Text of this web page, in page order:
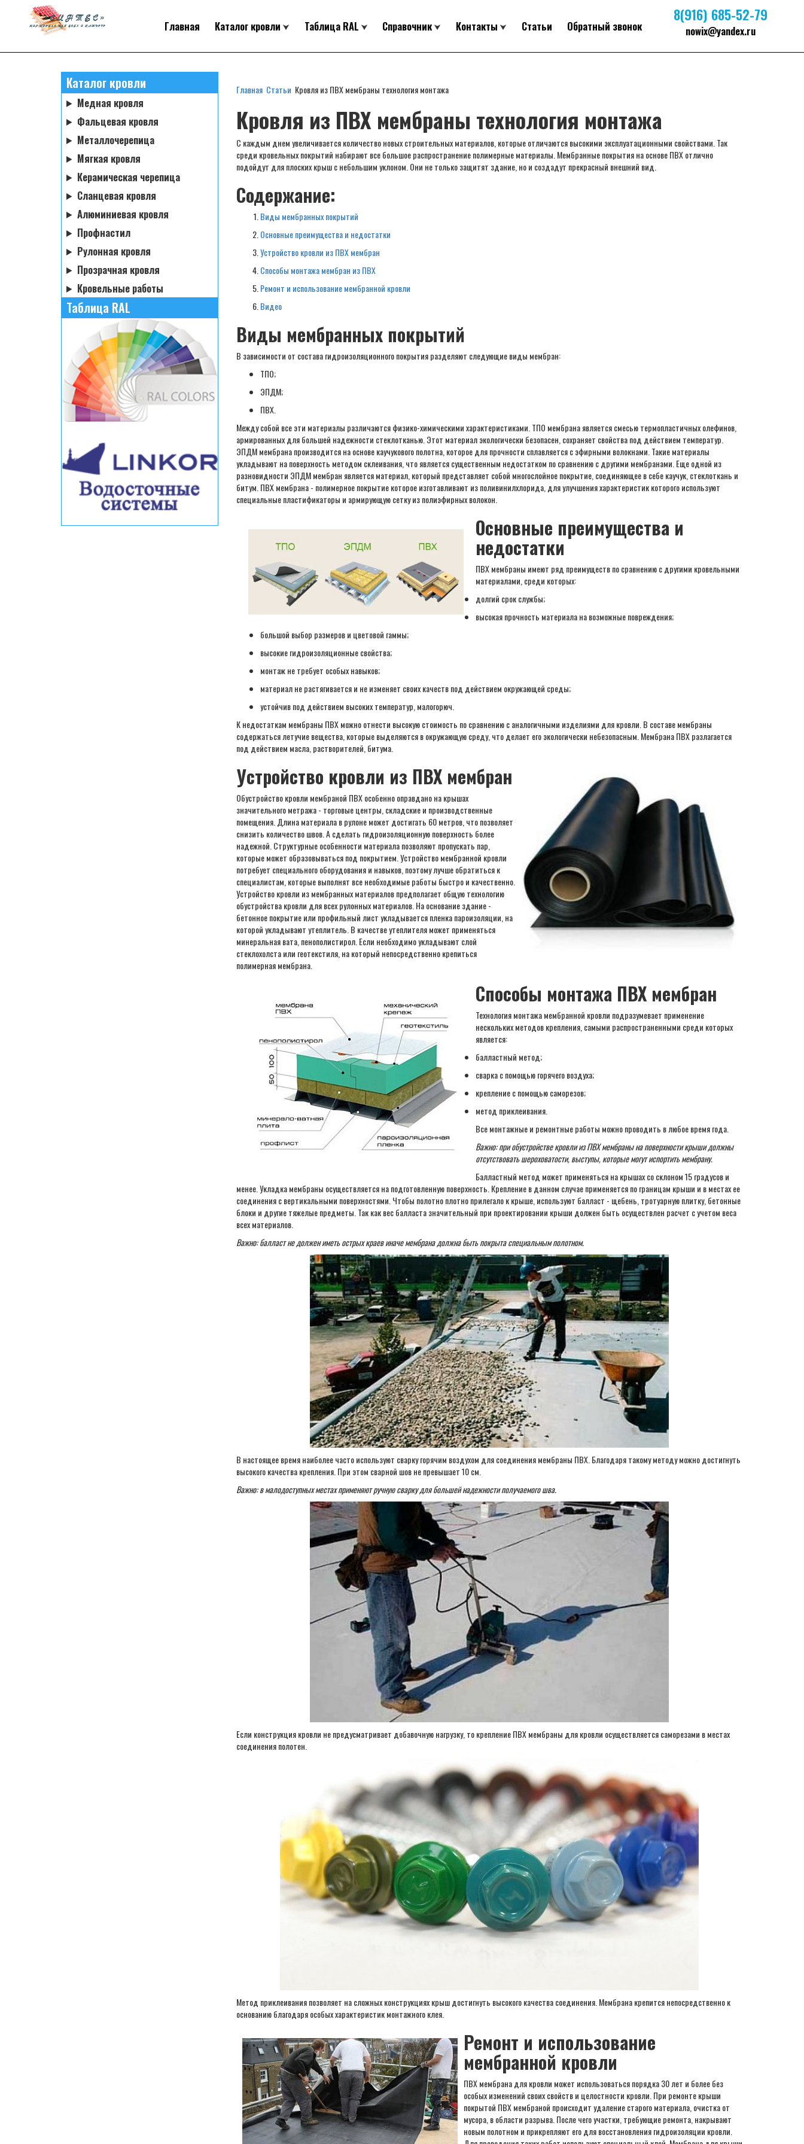
Главная Каталог кровли Таблица RAL Справочник Контакты Статьи Обратный звонок
8(916) 685-52-79
nowix@yandex.ru
Каталог кровли
Медная кровля
Фальцевая кровля
Металлочерепица
Мягкая кровля
Керамическая черепица
Сланцевая кровля
Алюминиевая кровля
Профнастил
Рулонная кровля
Прозрачная кровля
Кровельные работы
Таблица RAL
Главная Статьи Кровля из ПВХ мембраны технология монтажа
Кровля из ПВХ мембраны технология монтажа
С каждым днем увеличивается количество новых строительных материалов, которые отличаются высокими эксплуатационными свойствами. Так
среди кровельных покрытий набирают все большое распространение полимерные материалы. Мембранные покрытия на основе ПВХ отлично
подойдут для плоских крыш с небольшим уклоном. Они не только защитят здание, но и создадут прекрасный внешний вид.
Содержание:
Виды мембранных покрытий
Основные преимущества и недостатки
Устройство кровли из ПВХ мембран
Способы монтажа мембран из ПВХ
Ремонт и использование мембранной кровли
Видео
Виды мембранных покрытий
В зависимости от состава гидроизоляционного покрытия разделяют следующие виды мембран:
ТПО;
ЭПДМ;
ПВХ.
Между собой все эти материалы различаются физико-химическими характеристиками. ТПО мембрана является смесью термопластичных олефинов,
армированных для большей надежности стеклотканью. Этот материал экологически безопасен, сохраняет свойства под действием температур.
ЭПДМ мембрана производится на основе каучукового полотна, которое для прочности сплавляется с эфирными волокнами. Такие материалы
укладывают на поверхность методом склеивания, что является существенным недостатком по сравнению с другими мембранами. Еще одной из
разновидности ЭПДМ мембран является материал, который представляет собой многослойное покрытие, соединяющее в себе каучук, стеклоткань и
битум. ПВХ мембрана - полимерное покрытие которое изготавливают из поливинилхлорида, для улучшения характеристик которого используют
специальные пластификаторы и армирующую сетку из полиэфирных волокон.
Основные преимущества и
недостатки
ПВХ мембраны имеют ряд преимуществ по сравнению с другими кровельными
материалами, среди которых:
долгий срок службы;
высокая прочность материала на возможные повреждения;
большой выбор размеров и цветовой гаммы;
высокие гидроизоляционные свойства;
монтаж не требует особых навыков;
материал не растягивается и не изменяет своих качеств под действием окружающей среды;
устойчив под действием высоких температур, малогорюч.
К недостаткам мембраны ПВХ можно отнести высокую стоимость по сравнению с аналогичными изделиями для кровли. В составе мембраны
содержаться летучие вещества, которые выделяются в окружающую среду, что делает его экологически небезопасным. Мембрана ПВХ разлагается
под действием масла, растворителей, битума.
Устройство кровли из ПВХ мембран
Обустройство кровли мембраной ПВХ особенно оправдано на крышах
значительного метража - торговые центры, складские и производственные
помещения. Длина материала в рулоне может достигать 60 метров, что позволяет
снизить количество швов. А сделать гидроизоляционную поверхность более
надежной. Структурные особенности материала позволяют пропускать пар,
которые может образовываться под покрытием. Устройство мембранной кровли
потребует специального оборудования и навыков, поэтому лучше обратиться к
специалистам, которые выполнят все необходимые работы быстро и качественно.
Устройство кровли из мембранных материалов предполагает общую технологию
обустройства кровли для всех рулонных материалов. На основание здание -
бетонное покрытие или профильный лист укладывается пленка пароизоляции, на
которой укладывают утеплитель. В качестве утеплителя может применяться
минеральная вата, пенополистирол. Если необходимо укладывают слой
стеклохолста или геотекстиля, на который непосредственно крепиться
полимерная мембрана.
Способы монтажа ПВХ мембран
Технология монтажа мембранной кровли подразумевает применение
нескольких методов крепления, самыми распространенными среди которых
является:
балластный метод;
сварка с помощью горячего воздуха;
крепление с помощью саморезов;
метод приклеивания.
Все монтажные и ремонтные работы можно проводить в любое время года.
Важно: при обустройстве кровли из ПВХ мембраны на поверхности крыши должны
отсутствовать шероховатости, выступы, которые могут испортить мембрану.
Балластный метод может применяться на крышах со склоном 15 градусов и
менее. Укладка мембраны осуществляется на подготовленную поверхность. Крепление в данном случае применяется по границам крыши и в местах ее
соединения с вертикальными поверхностями. Чтобы полотно плотно прилегало к крыше, используют балласт - щебень, тротуарную плитку, бетонные
блоки и другие тяжелые предметы. Так как вес балласта значительный при проектировании крыши должен быть осуществлен расчет с учетом веса
всех материалов.
Важно: балласт не должен иметь острых краев иначе мембрана должна быть покрыта специальным полотном.
В настоящее время наиболее часто используют сварку горячим воздухом для соединения мембраны ПВХ. Благодаря такому методу можно достигнуть
высокого качества крепления. При этом сварной шов не превышает 10 см.
Важно: в малодоступных местах применяют ручную сварку для большей надежности получаемого шва.
Если конструкция кровли не предусматривает добавочную нагрузку, то крепление ПВХ мембраны для кровли осуществляется саморезами в местах
соединения полотен.
Метод приклеивания позволяет на сложных конструкциях крыш достигнуть высокого качества соединения. Мембрана крепится непосредственно к
основанию благодаря особых характеристик монтажного клея.
Ремонт и использование
мембранной кровли
ПВХ мембрана для кровли может использоваться порядка 30 лет и более без
особых изменений своих свойств и целостности кровли. При ремонте крыши
покрытой ПВХ мембраной происходит удаление старого материала, очистка от
мусора, в области разрыва. После чего участки, требующие ремонта, накрывают
новым полотном и прикрепляют его для восстановления гидроизоляции кровли.